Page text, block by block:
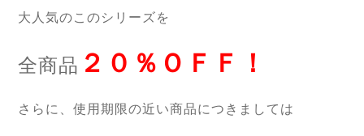
大人気のこのシリーズを
全商品 ２０％ ＯＦＦ！
さらに、使用期限の近い商品につきましては